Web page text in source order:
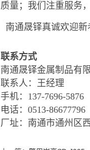
质量；我们注重服务
南通晟铎真诚欢迎
联系方式
南通晟铎金属制品有
联系人：王经理
手机：137-7696-5876
电话：0513-86677796
厂址：南通市通州区